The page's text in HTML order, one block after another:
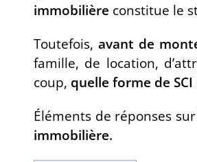
immobilière constitue le
Toutefois,avant de
famille, de location,
coup, quelle forme de SCI
Éléments de réponses sur
immobilière.